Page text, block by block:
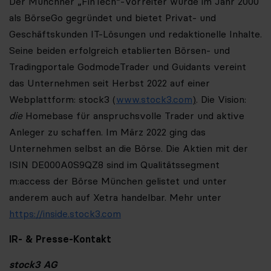
als BörseGo gegründet und bietet Privat- und
Geschäftskunden IT-Lösungen und redaktionelle Inhalte.
Seine beiden erfolgreich etablierten Börsen- und
Tradingportale GodmodeTrader und Guidants vereint
das Unternehmen seit Herbst 2022 auf einer
Webplattform: stock3 (www.stock3.com). Die Vision:
die Homebase für anspruchsvolle Trader und aktive
Anleger zu schaffen. Im März 2022 ging das
Unternehmen selbst an die Börse. Die Aktien mit der
ISIN DE000A0S9QZ8 sind im Qualitätssegment
m:access der Börse München gelistet und unter
anderem auch auf Xetra handelbar. Mehr unter
https://inside.stock3.com
IR- & Presse-Kontakt
stock3 AG